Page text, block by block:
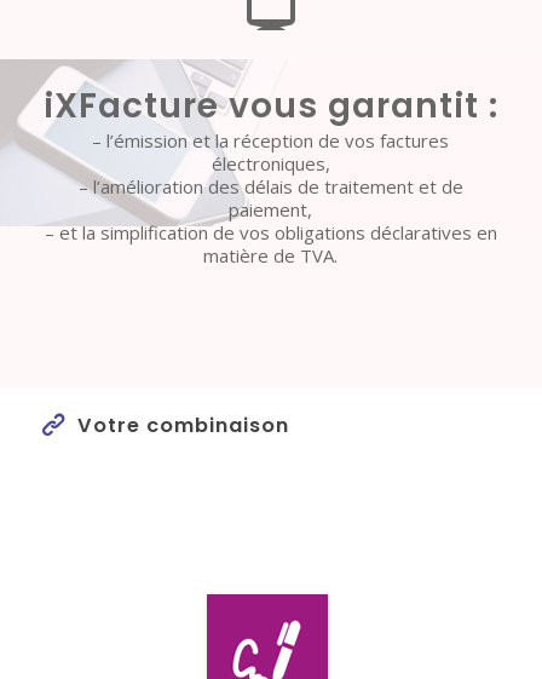
iXFacture vous garantit :
– l’émission et la réception de vos factures
électroniques,
– l’amélioration des délais de traitement et de
paiement,
– et la simplification de vos obligations déclaratives en
matière de TVA.
Votre combinaison